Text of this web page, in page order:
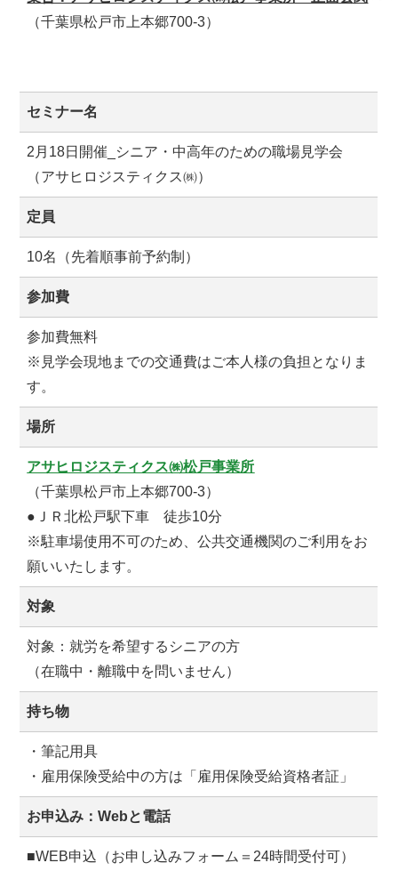
（千葉県松戸市上本郷700-3）
セミナー名
2月18日開催_シニア・中高年のための職場見学会
（アサヒロジスティクス㈱）
定員
10名（先着順事前予約制）
参加費
参加費無料
※見学会現地までの交通費はご本人様の負担となりま
す。
場所
アサヒロジスティクス㈱松戸事業所
（千葉県松戸市上本郷700-3）
●ＪＲ北松戸駅下車 徒歩10分
※駐車場使用不可のため、公共交通機関のご利用をお
願いいたします。
対象
対象：就労を希望するシニアの方
（在職中・離職中を問いません）
持ち物
・筆記用具
・雇用保険受給中の方は「雇用保険受給資格者証」
お申込み：Webと電話
■WEB申込（お申し込みフォーム＝24時間受付可）